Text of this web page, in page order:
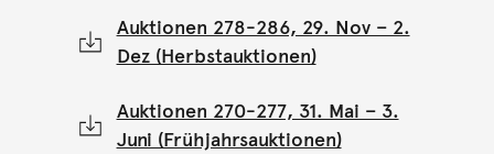
Auktionen 278-286, 29. Nov – 2.
Dez (Herbstauktionen)
Auktionen 270-277, 31. Mai – 3.
Juni (Frühjahrsauktionen)